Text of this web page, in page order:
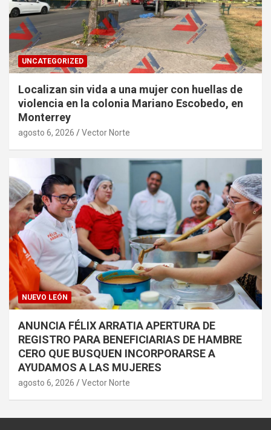
UNCATEGORIZED
Localizan sin vida a una mujer con huellas de
violencia en la colonia Mariano Escobedo, en
Monterrey
agosto 6, 2026 Vector Norte
NUEVO LEÓN
ANUNCIA FÉLIX ARRATIA APERTURA DE
REGISTRO PARA BENEFICIARIAS DE HAMBRE
CERO QUE BUSQUEN INCORPORARSE A
AYUDAMOS A LAS MUJERES
agosto 6, 2026 Vector Norte